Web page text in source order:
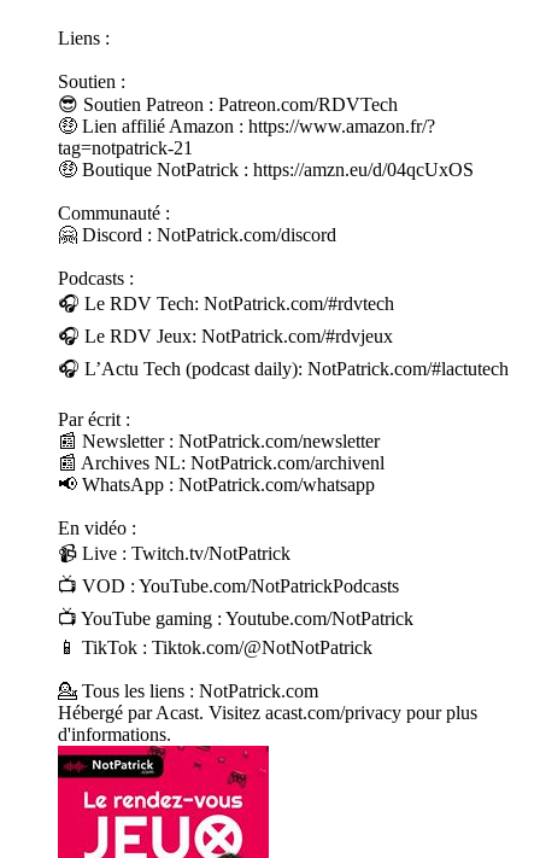
Liens :
Soutien :
😎 Soutien Patreon : Patreon.com/RDVTech
🤑 Lien affilié Amazon : https://www.amazon.fr/?
tag=notpatrick-21
🤑 Boutique NotPatrick : https://amzn.eu/d/04qcUxOS
Communauté :
🤗 Discord : NotPatrick.com/discord
Podcasts :
🎧 Le RDV Tech: NotPatrick.com/#rdvtech
🎧 Le RDV Jeux: NotPatrick.com/#rdvjeux
🎧 L’Actu Tech (podcast daily): NotPatrick.com/#lactutech
Par écrit :
📰 Newsletter : NotPatrick.com/newsletter
📰 Archives NL: NotPatrick.com/archivenl
📢 WhatsApp : NotPatrick.com/whatsapp
En vidéo :
📹 Live : Twitch.tv/NotPatrick
📺 VOD : YouTube.com/NotPatrickPodcasts
📺 YouTube gaming : Youtube.com/NotPatrick
📱 TikTok : Tiktok.com/@NotNotPatrick
💁 Tous les liens : NotPatrick.com
Hébergé par Acast. Visitez acast.com/privacy pour plus
d'informations.